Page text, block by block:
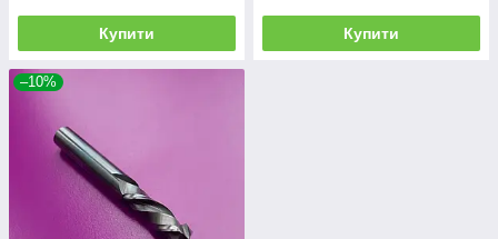
Купити Купити
–10%